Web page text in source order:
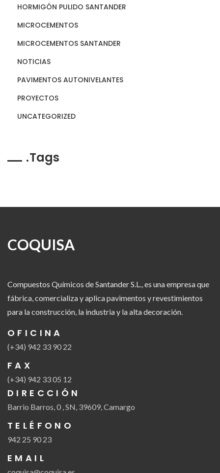
HORMIGÓN PULIDO SANTANDER
MICROCEMENTOS
MICROCEMENTOS SANTANDER
NOTICIAS
PAVIMENTOS AUTONIVELANTES
PROYECTOS
UNCATEGORIZED
Tags
COQUISA
Compuestos Químicos de Santander S.L., es una empresa que
fábrica, comercializa y aplica pavimentos y revestimientos
para la construcción, la industria y la alta decoración.
OFICINA
(+34) 942 33 90 22
FAX
(+34) 942 33 05 12
DIRECCIÓN
Barrio Barros, 0 , SN, 39609, Camargo
TELÉFONO
942 25 90 23
EMAIL